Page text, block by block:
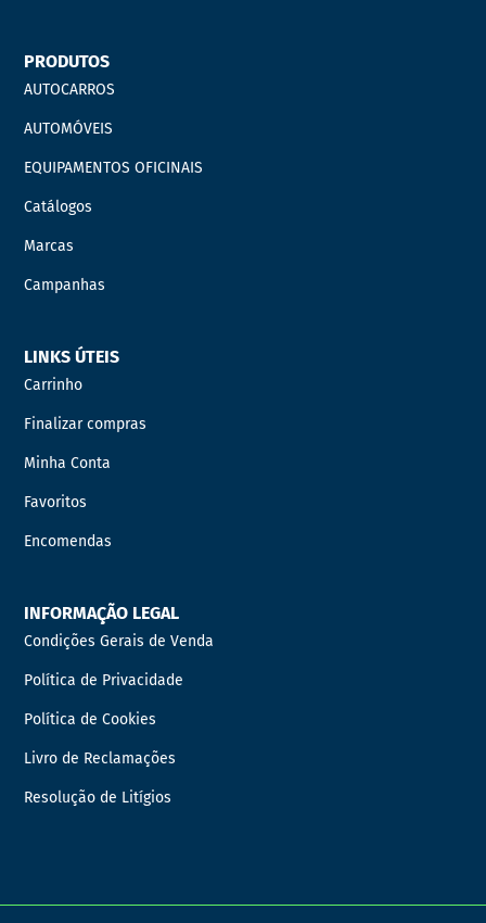
PRODUTOS
AUTOCARROS
AUTOMÓVEIS
EQUIPAMENTOS OFICINAIS
Catálogos
Marcas
Campanhas
LINKS ÚTEIS
Carrinho
Finalizar compras
Minha Conta
Favoritos
Encomendas
INFORMAÇÃO LEGAL
Condições Gerais de Venda
Política de Privacidade
Política de Cookies
Livro de Reclamações
Resolução de Litígios